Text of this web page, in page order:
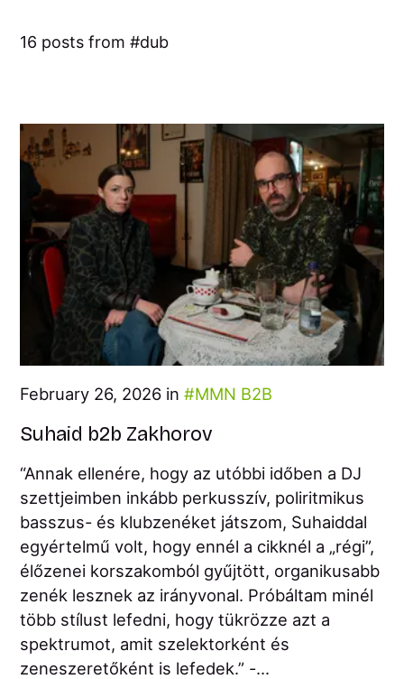
16 posts from dub
February 26, 2026 in MMN B2B
Suhaid b2b Zakhorov
“Annak ellenére, hogy az utóbbi időben a DJ
szettjeimben inkább perkusszív, poliritmikus
basszus- és klubzenéket játszom, Suhaiddal
egyértelmű volt, hogy ennél a cikknél a „régi”,
élőzenei korszakomból gyűjtött, organikusabb
zenék lesznek az irányvonal. Próbáltam minél
több stílust lefedni, hogy tükrözze azt a
spektrumot, amit szelektorként és
zeneszeretőként is lefedek.” -...